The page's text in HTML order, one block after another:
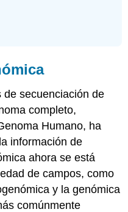
de secuenciación de
completo,
Humano, ha
información de
ahora se está
de campos, como
y la genómica
comúnmente